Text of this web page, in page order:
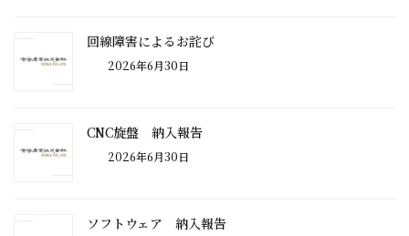
回線障害によるお詫び
2026年6月30日
CNC旋盤 納入報告
2026年6月30日
ソフトウェア 納入報告